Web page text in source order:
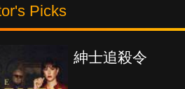
Picks
紳士追殺令